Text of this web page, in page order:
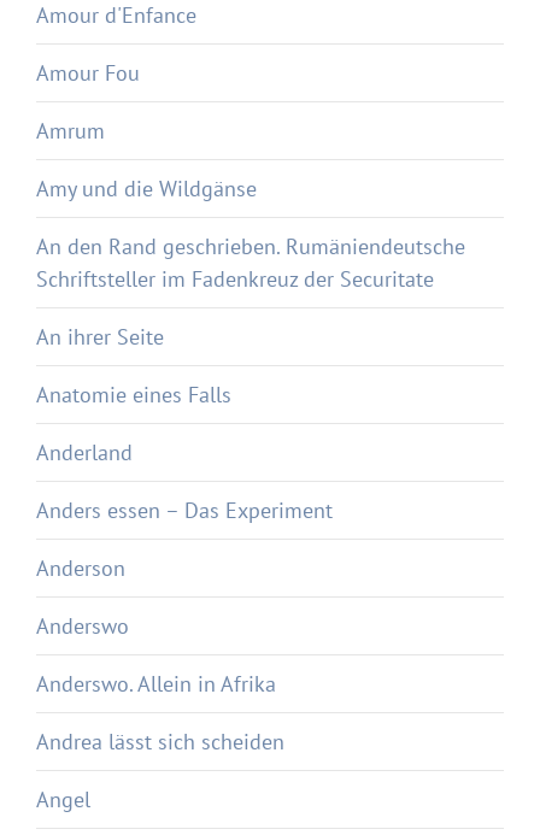
Amour d'Enfance
Amour Fou
Amrum
Amy und die Wildgänse
An den Rand geschrieben. Rumäniendeutsche
Schriftsteller im Fadenkreuz der Securitate
An ihrer Seite
Anatomie eines Falls
Anderland
Anders essen – Das Experiment
Anderson
Anderswo
Anderswo. Allein in Afrika
Andrea lässt sich scheiden
Angel